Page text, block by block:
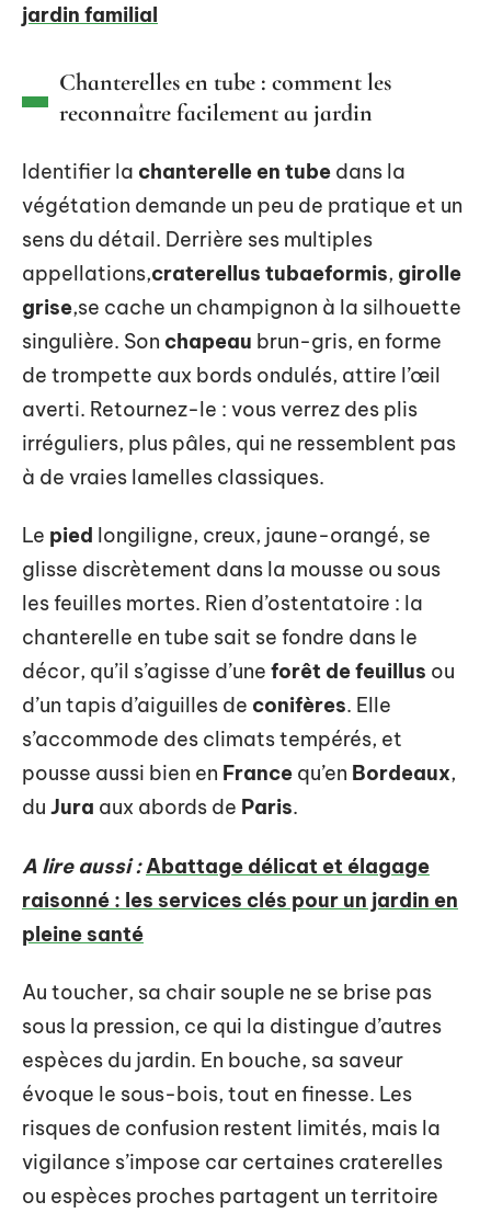
jardin familial
Chanterelles en tube : comment les
reconnaître facilement au jardin
Identifier la chanterelle en tube dans la
végétation demande un peu de pratique et un
sens du détail. Derrière ses multiples
appellations,craterellus tubaeformis, girolle
grise,se cache un champignon à la silhouette
singulière. Son chapeau brun-gris, en forme
de trompette aux bords ondulés, attire l’œil
averti. Retournez-le : vous verrez des plis
irréguliers, plus pâles, qui ne ressemblent pas
à de vraies lamelles classiques.
Le pied longiligne, creux, jaune-orangé, se
glisse discrètement dans la mousse ou sous
les feuilles mortes. Rien d’ostentatoire : la
chanterelle en tube sait se fondre dans le
décor, qu’il s’agisse d’une forêt de feuillus ou
d’un tapis d’aiguilles de conifères. Elle
s’accommode des climats tempérés, et
pousse aussi bien en France qu’en Bordeaux,
du Jura aux abords de Paris.
A lire aussi : Abattage délicat et élagage
raisonné : les services clés pour un jardin en
pleine santé
Au toucher, sa chair souple ne se brise pas
sous la pression, ce qui la distingue d’autres
espèces du jardin. En bouche, sa saveur
évoque le sous-bois, tout en finesse. Les
risques de confusion restent limités, mais la
vigilance s’impose car certaines craterelles
ou espèces proches partagent un territoire